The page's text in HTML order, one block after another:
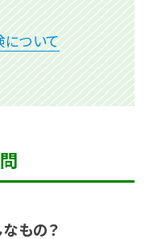
について
もの？